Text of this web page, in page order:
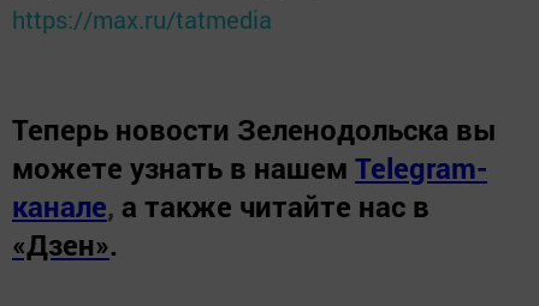
https://max.ru/tatmedia
Теперь новости Зеленодольска вы
можете узнать в нашем Telegram-
канале, а также читайте нас в
«Дзен».